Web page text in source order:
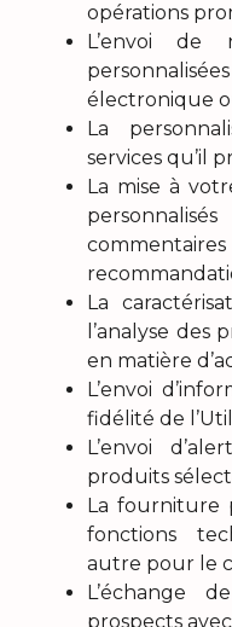
opérations
L’envoi de
électronique
La
services qu’il
La mise à
La
l’analyse des
en matière
L’envoi
fidélité de
L’envoi
produits
La fourniture
fonctions
autre pour le
L’échange
prospects